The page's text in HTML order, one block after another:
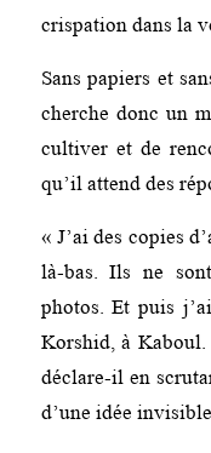
crispation dans la
Sans papiers et
cherche donc un
cultiver et de
qu’il attend des
« J’ai des copies
là-bas. Ils ne
photos. Et puis
Korshid, à Kaboul.
déclare-il en
d’une idée